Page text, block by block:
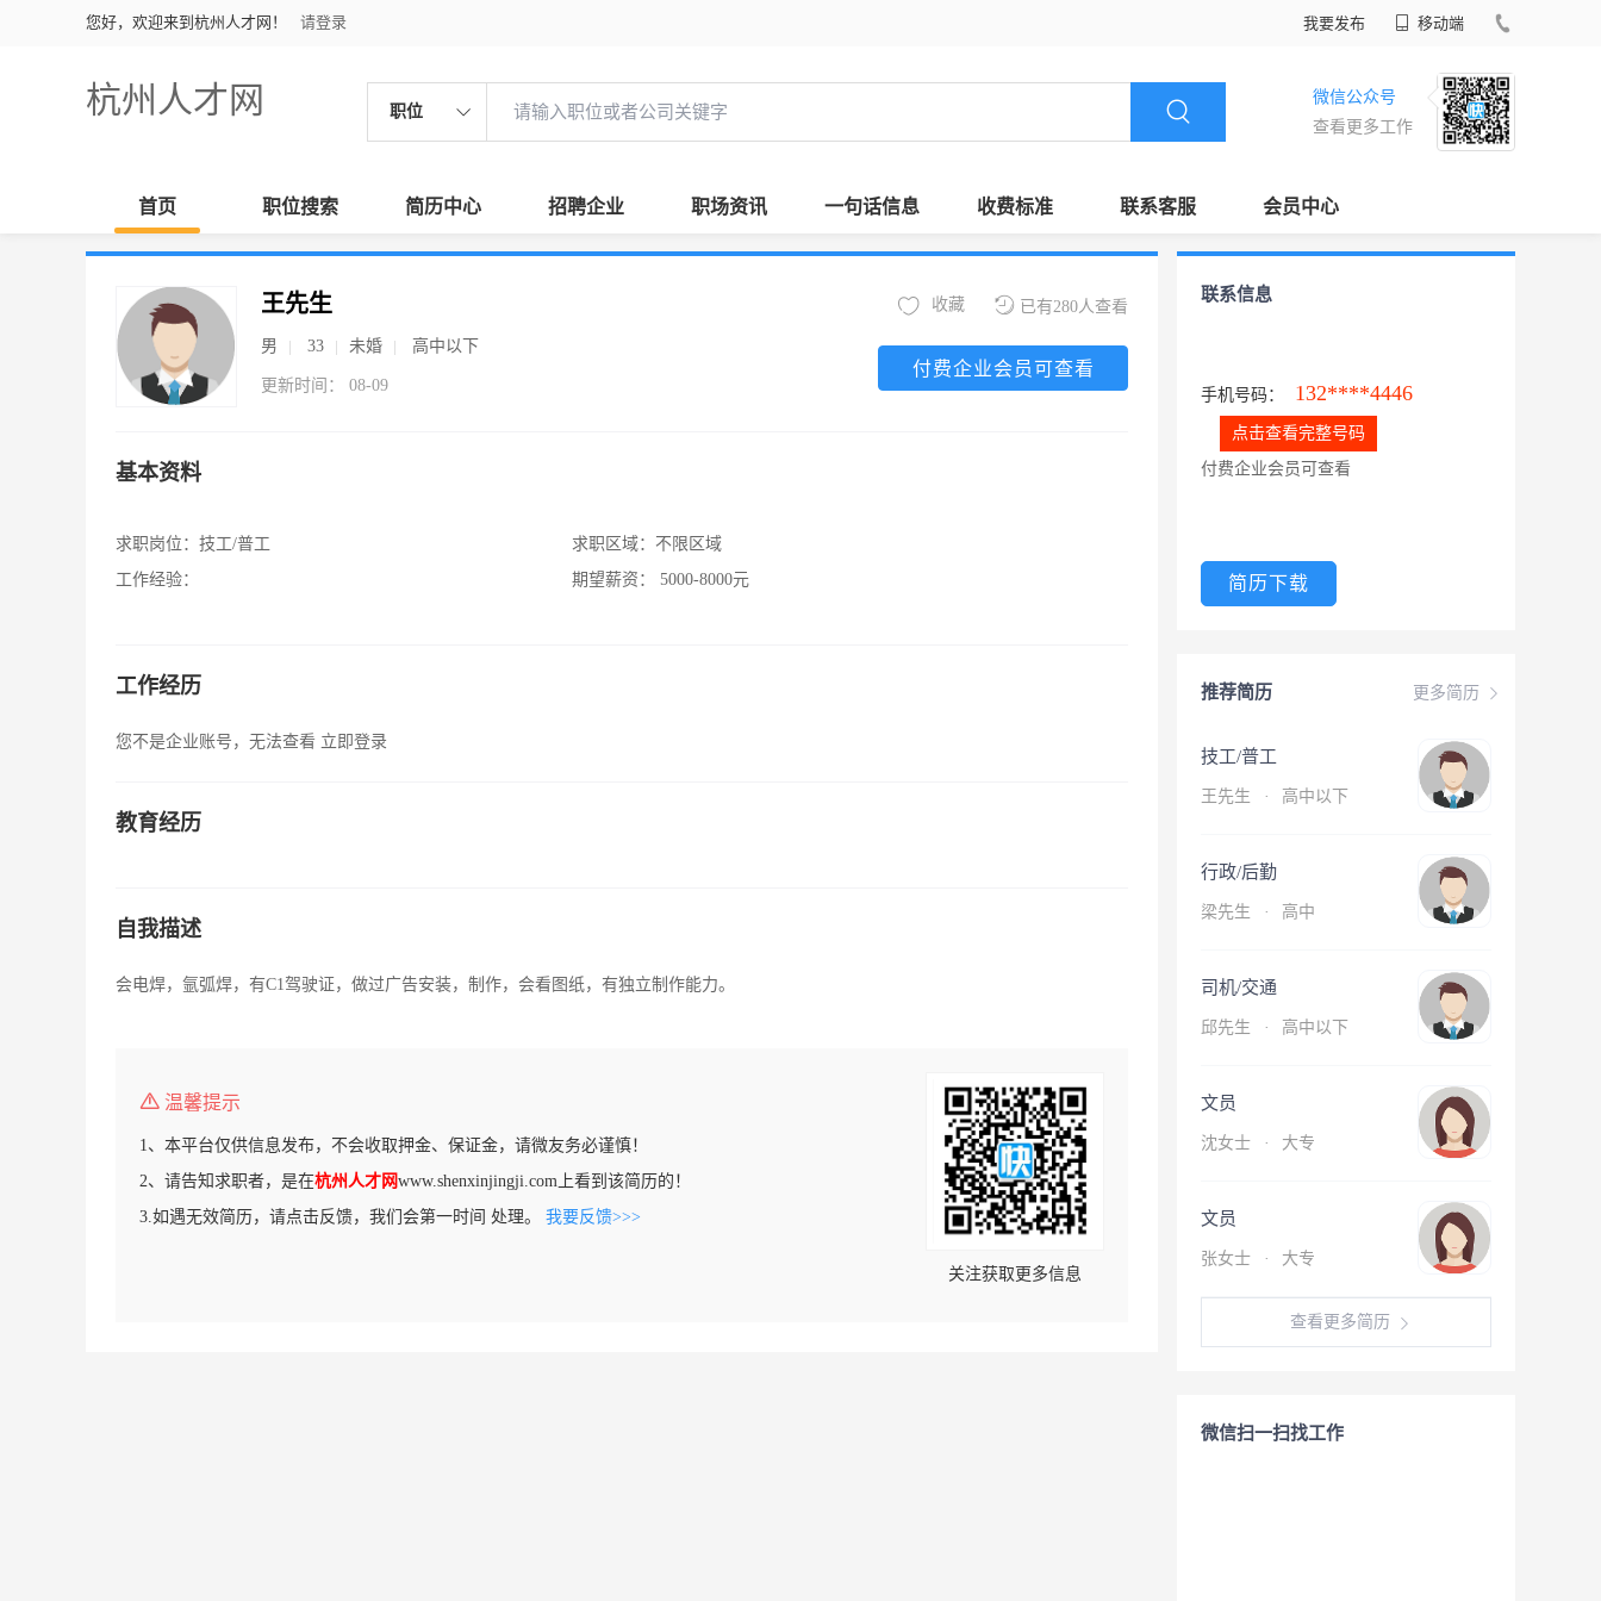
您好，欢迎来到杭州人才网！ 请登录 我要发布 移动端
杭州人才网 职位
微信公众号
查看更多工作
首页 职位搜索 简历中心 招聘企业 职场资讯 一句话信息 收费标准 联系客服 会员中心
王先生
男 33 未婚 高中以下
更新时间： 08-09
已有280人查看
收藏
付费企业会员可查看
基本资料
求职岗位： 技工/普工
工作经验：
求职区域： 不限区域
期望薪资：
5000-8000元
工作经历
您不是企业账号，无法查看 立即登录
教育经历
自我描述
会电焊，氩弧焊，有C1驾驶证，做过广告安装，制作，会看图纸，有独立制作能力。
温馨提示
1、本平台仅供信息发布，不会收取押金、保证金，请微友务必谨慎！
2、请告知求职者，是在杭州人才网www.shenxinjingji.com上看到该简历的！
3.如遇无效简历，请点击反馈，我们会第一时间 处理。 我要反馈>>>
关注获取更多信息
联系信息
手机号码： 132****4446
点击查看完整号码
付费企业会员可查看
简历下载
更多简历
推荐简历
技工/普工
王先生 · 高中以下
行政/后勤
梁先生 · 高中
司机/交通
邱先生 · 高中以下
文员
沈女士 · 大专
文员
张女士 · 大专
查看更多简历
微信扫一扫找工作